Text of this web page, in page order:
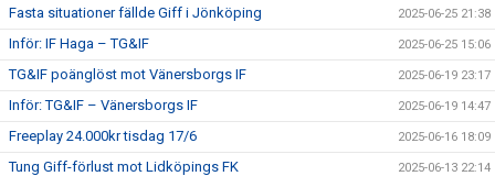
Fasta situationer fällde Giff i Jönköping 2025-06-25 21:38
Inför: IF Haga – TG&IF 2025-06-25 15:06
TG&IF poänglöst mot Vänersborgs IF 2025-06-19 23:17
Inför: TG&IF – Vänersborgs IF 2025-06-19 14:47
Freeplay 24.000kr tisdag 17/6 2025-06-16 18:09
Tung Giff-förlust mot Lidköpings FK 2025-06-13 22:14